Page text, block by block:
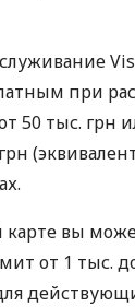
при
50 тыс. грн
вы
от 1 тыс.